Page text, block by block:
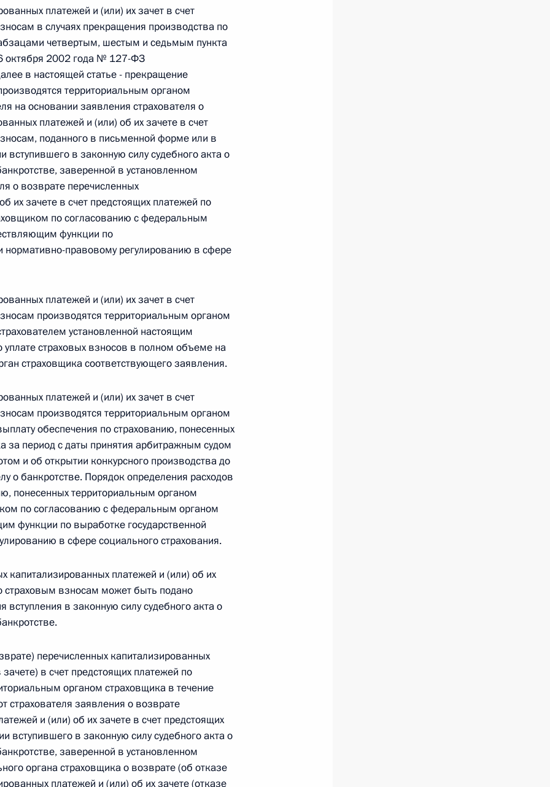
закона «Об актах гражданского состояния»
13 статьи 3 Федерального закона «О внесении
состояния“
г. № 270-ФЗ
закона «Об автономных учреждениях»
г. № 244-ФЗ
Российской Федерации и Кабинетом
статусе представительств компетентных органов
Федерации и Киргизской Республике
г. № 252-ФЗ
водного транспорта Российской Федерации и статью 1
измерений»
г. № 250-ФЗ
Федерации об административных правонарушениях
г. № 266-ФЗ
Российской Федерации об административных
г. № 245-ФЗ
Российской Федерации и Правительством
деятельности с драгоценными металлами,
платежей и (или) их зачет в счет
в случаях прекращения производства по
четвертым, шестым и седьмым пункта
октября 2002 года № 127-ФЗ
в настоящей статье - прекращение
территориальным органом
на основании заявления страхователя о
платежей и (или) об их зачете в счет
поданного в письменной форме или в
вступившего в законную силу судебного акта о
заверенной в установленном
о возврате перечисленных
их зачете в счет предстоящих платежей по
по согласованию с федеральным
функции по
нормативно-правовому регулированию в сфере
платежей и (или) их зачет в счет
производятся территориальным органом
установленной настоящим
страховых взносов в полном объеме на
страховщика соответствующего заявления.
платежей и (или) их зачет в счет
производятся территориальным органом
обеспечения по страхованию, понесенных
за период с даты принятия арбитражным судом
и об открытии конкурсного производства до
о банкротстве. Порядок определения расходов
понесенных территориальным органом
по согласованию с федеральным органом
функции по выработке государственной
в сфере социального страхования.
капитализированных платежей и (или) об их
страховым взносам может быть подано
вступления в законную силу судебного акта о
перечисленных капитализированных
в счет предстоящих платежей по
органом страховщика в течение
страхователя заявления о возврате
и (или) об их зачете в счет предстоящих
вступившего в законную силу судебного акта о
заверенной в установленном
органа страховщика о возврате (об отказе
платежей и (или) об их зачете (отказе